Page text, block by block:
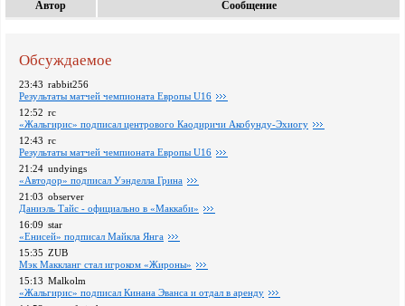
Автор Сообщение
Обсуждаемое
23:43 rabbit256
Pезультаты матчей чемпионата Европы U16
12:52 rc
«Жальгирис» подписал центрового Каодиричи Акобунду-Эхиогу
12:43 rc
Pезультаты матчей чемпионата Европы U16
21:24 undyings
«Автодор» подписал Уэнделла Грина
21:03 observer
Даниэль Тайс - официально в «Маккаби»
16:09 star
«Енисей» подписал Майкла Янга
15:35 ZUB
Мэк Маккланг стал игроком «Жироны»
15:13 Malkolm
«Жальгирис» подписал Кинана Эванса и отдал в аренду